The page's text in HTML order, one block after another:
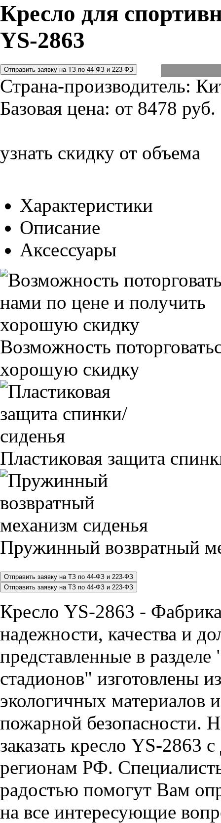
Кресло для
YS-2863
Страна-производитель:
Базовая цена: от 8478 руб.
узнать скидку от объема
Характеристики
Описание
Аксессуары
Возможность
хорошую скидку
Пластиковая защита
Пружинный возвратный
Кресло YS-2863 -
надежности, качества и
представленные в
стадионов" изготовлены
экологичных материалов
пожарной безопасности.
заказать кресло YS-2863
регионам РФ.
радостью помогут Вам
на все интересующие